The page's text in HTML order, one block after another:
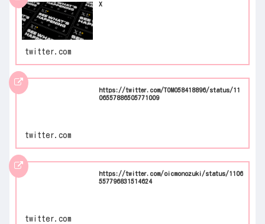
X
twitter.com
https://twitter.com/TOMO58418896/status/11
06557886505771009
twitter.com
https://twitter.com/oicmonozuki/status/1106
557796831514624
twitter.com